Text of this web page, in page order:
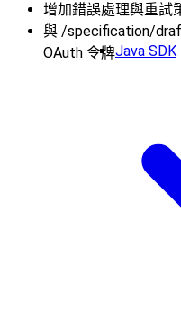
Java SDK
增加錯誤處理與重試
與 /specification/
OAuth 令牌